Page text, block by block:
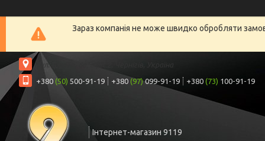
Зараз компанія не може швидко обробляти
вул. Шрага, 6а, офіс 2, Чернігів, Україна
+380 (50) 500-91-19 +380 (97)099-91-19 +380 (73) 100-91-19
Інтернет-магазин 9119